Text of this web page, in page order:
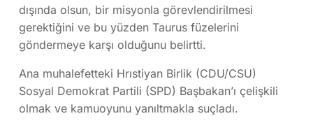
dışında olsun, bir misyonla görevlendirilmesi
gerektiğini ve bu yüzden Taurus füzelerini
göndermeye karşı olduğunu belirtti.
Ana muhalefetteki Hrıstiyan Birlik (CDU/CSU)
Sosyal Demokrat Partili (SPD) Başbakan’ı çelişkili
olmak ve kamuoyunu yanıltmakla suçladı.